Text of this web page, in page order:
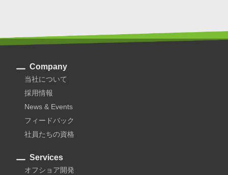
Company
当社について
採用情報
News & Events
フィードバック
社員たちの資格
Services
オフショア開発